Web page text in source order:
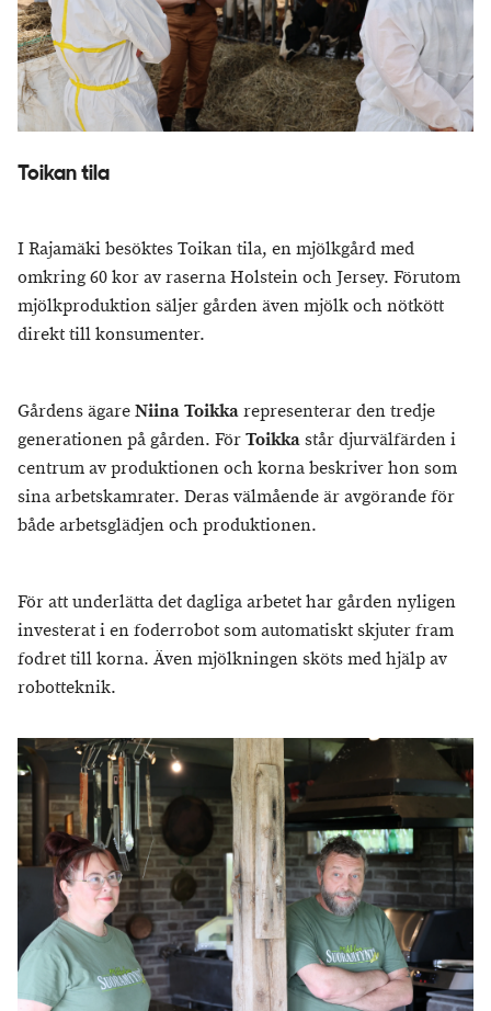
Toikan tila
I Rajamäki besöktes Toikan tila, en mjölkgård med
omkring 60 kor av raserna Holstein och Jersey. Förutom
mjölkproduktion säljer gården även mjölk och nötkött
direkt till konsumenter.
Gårdens ägareNiina Toikkarepresenterar den tredje
generationen på gården. FörToikkastår djurvälfärden i
centrum av produktionen och korna beskriver hon som
sina arbetskamrater. Deras välmående är avgörande för
både arbetsglädjen och produktionen.
För att underlätta det dagliga arbetet har gården nyligen
investerat i en foderrobot som automatiskt skjuter fram
fodret till korna. Även mjölkningen sköts med hjälp av
robotteknik.